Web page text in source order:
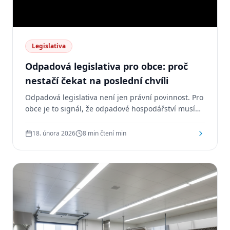
Legislativa
Odpadová legislativa pro obce: proč
nestačí čekat na poslední chvíli
Odpadová legislativa není jen právní povinnost. Pro
obce je to signál, že odpadové hospodářství musí
bioodpad, komunikaci a ekonomiku systému.
18. února 2026 8 min čtení min